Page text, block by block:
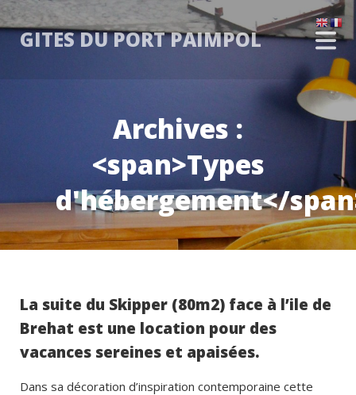
GITES DU PORT PAIMPOL
Archives :
<span>Types
d'hébergement</
La suite du Skipper (80m2) face à l’ile de
Brehat est une location pour des
vacances sereines et apaisées.
Dans sa décoration d’inspiration contemporaine cette